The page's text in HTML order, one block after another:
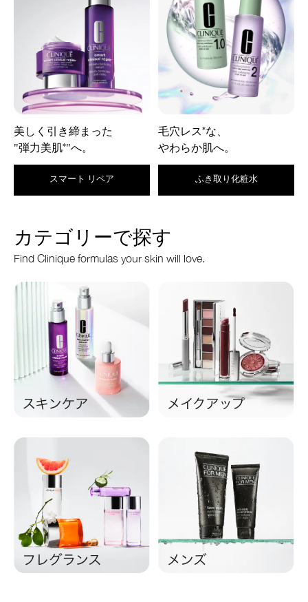
美しく引き締まった
"弾力美肌*"へ。
スマート リペア
毛穴レス*な、
やわらか肌へ。
ふき取り化粧水
カテゴリーで探す
Find Clinique formulas your skin will love.